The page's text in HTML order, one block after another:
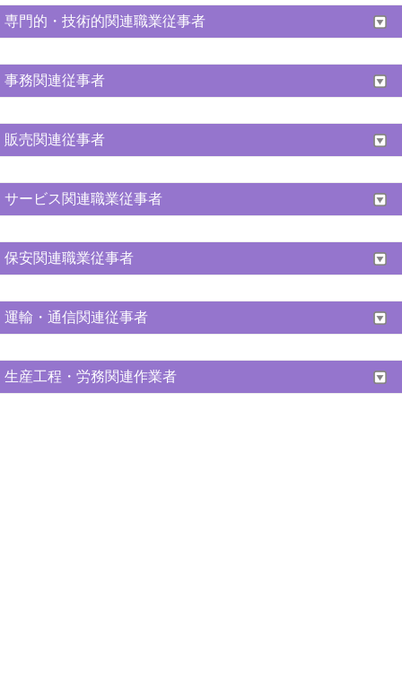
専門的・技術的関連職業従事者
事務関連従事者
販売関連従事者
サービス関連職業従事者
保安関連職業従事者
運輸・通信関連従事者
生産工程・労務関連作業者